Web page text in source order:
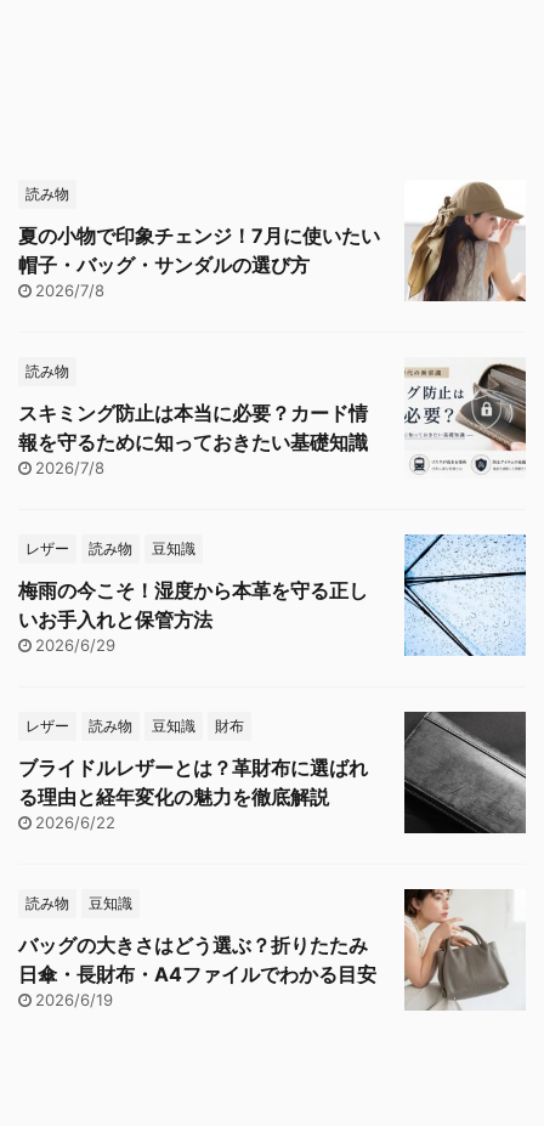
読み物
夏の小物で印象チェンジ！7月に使いたい
帽子・バッグ・サンダルの選び方
2026/7/8
読み物
スキミング防止は本当に必要？カード情
報を守るために知っておきたい基礎知識
2026/7/8
レザー 読み物 豆知識
梅雨の今こそ！湿度から本革を守る正し
いお手入れと保管方法
2026/6/29
レザー 読み物 豆知識 財布
ブライドルレザーとは？革財布に選ばれ
る理由と経年変化の魅力を徹底解説
2026/6/22
読み物 豆知識
バッグの大きさはどう選ぶ？折りたたみ
日傘・長財布・A4ファイルでわかる目安
2026/6/19